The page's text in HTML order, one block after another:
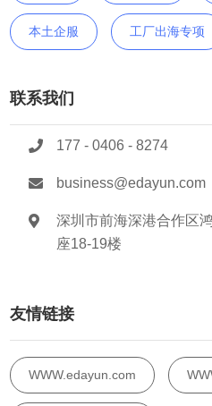
本土企服 工厂出海专项
联系我们
177 - 0406 - 8274
business@edayun.com
深圳市前海深港合作区
座18-19楼
友情链接
WWW.edayun.com